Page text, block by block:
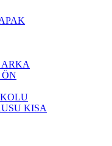
ARKA
KISA